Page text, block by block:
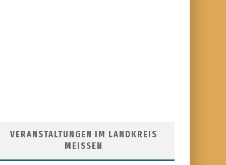
VERANSTALTUNGEN IM LANDKREIS
MEISSEN